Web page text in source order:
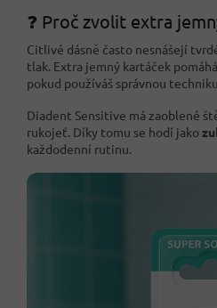
❓ Proč zvolit extra
Citlivé dásně často nesnášejí
tlak. Extra jemný kartáček
pokud používáš správnou
Diadent Sensitive má zaoblené
rukojeť. Díky tomu se hodí jako
každodenní rutinu.